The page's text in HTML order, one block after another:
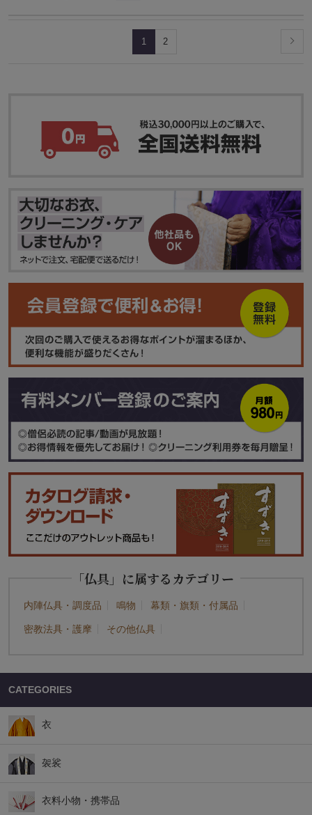
1 2
「仏具」に属するカテゴリー
内陣仏具・調度品 鳴物 幕類・旗類・付属品
密教法具・護摩 その他仏具
CATEGORIES
衣
袈裟
衣料小物・携帯品